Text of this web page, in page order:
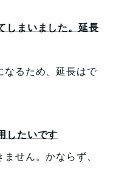
しまいました。延長
なるため、延長はで
したいです
せん。かならず、